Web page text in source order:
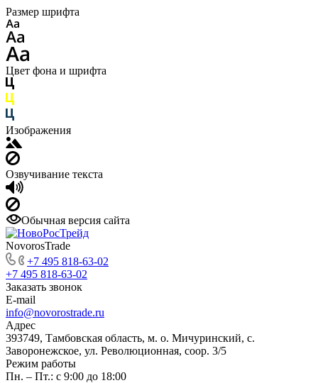
Размер шрифта
Цвет фона и шрифта
Изображения
Озвучивание текста
Обычная версия сайта
NovorosTrade
+7 495 818-63-02
+7 495 818-63-02
Заказать звонок
E-mail
info@novorostrade.ru
Адрес
393749, Тамбовская область, м. о. Мичуринский, с.
Заворонежское, ул. Революционная, соор. 3/5
Режим работы
Пн. – Пт.: с 9:00 до 18:00